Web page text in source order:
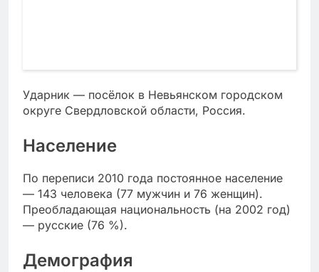
Ударник — посёлок в Невьянском городском
округе Свердловской области, Россия.
Население
По переписи 2010 года постоянное население
— 143 человека (77 мужчин и 76 женщин).
Преобладающая национальность (на 2002 год)
— русские (76 %).
Демография